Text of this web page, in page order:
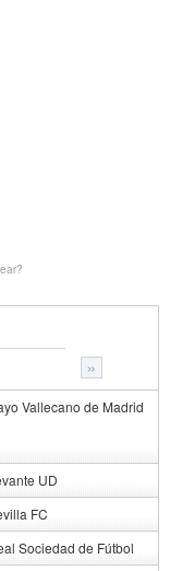
»
Vallecano de Madrid
UD
FC
Sociedad de Fútbol